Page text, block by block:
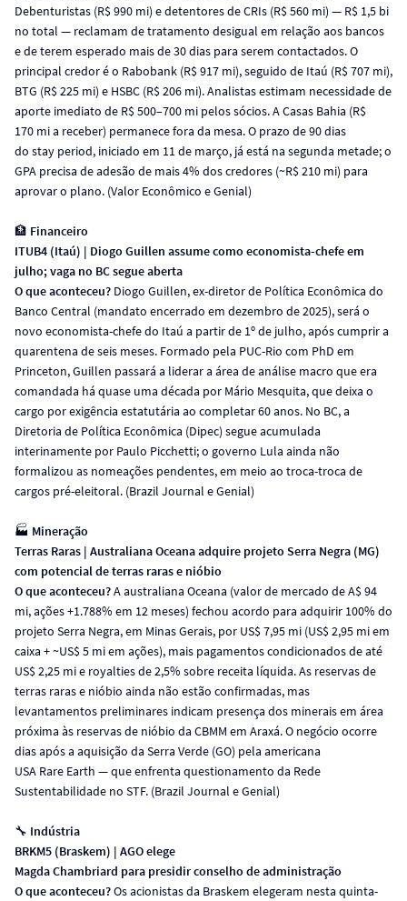
Debenturistas (R$ 990 mi) e detentores de CRIs (R$ 560 mi) — R$ 1,5 bi
no total — reclamam de tratamento desigual em relação aos bancos
e de terem esperado mais de 30 dias para serem contactados. O
principal credor é o Rabobank (R$ 917 mi), seguido de Itaú (R$ 707 mi),
BTG (R$ 225 mi) e HSBC (R$ 206 mi). Analistas estimam necessidade de
aporte imediato de R$ 500–700 mi pelos sócios. A Casas Bahia (R$
170 mi a receber) permanece fora da mesa. O prazo de 90 dias
do stay period, iniciado em 11 de março, já está na segunda metade; o
GPA precisa de adesão de mais 4% dos credores (~R$ 210 mi) para
aprovar o plano. (Valor Econômico e Genial)
🏦 Financeiro
ITUB4 (Itaú) | Diogo Guillen assume como economista-chefe em
julho; vaga no BC segue aberta
O que aconteceu? Diogo Guillen, ex-diretor de Política Econômica do
Banco Central (mandato encerrado em dezembro de 2025), será o
novo economista-chefe do Itaú a partir de 1º de julho, após cumprir a
quarentena de seis meses. Formado pela PUC-Rio com PhD em
Princeton, Guillen passará a liderar a área de análise macro que era
comandada há quase uma década por Mário Mesquita, que deixa o
cargo por exigência estatutária ao completar 60 anos. No BC, a
Diretoria de Política Econômica (Dipec) segue acumulada
interinamente por Paulo Picchetti; o governo Lula ainda não
formalizou as nomeações pendentes, em meio ao troca-troca de
cargos pré-eleitoral. (Brazil Journal e Genial)
🏭 Mineração
Terras Raras | Australiana Oceana adquire projeto Serra Negra (MG)
com potencial de terras raras e nióbio
O que aconteceu?A australiana Oceana (valor de mercado de A$ 94
mi, ações +1.788% em 12 meses) fechou acordo para adquirir 100% do
projeto Serra Negra, em Minas Gerais, por US$ 7,95 mi (US$ 2,95 mi em
caixa + ~US$ 5 mi em ações), mais pagamentos condicionados de até
US$ 2,25 mi e royalties de 2,5% sobre receita líquida. As reservas de
terras raras e nióbio ainda não estão confirmadas, mas
levantamentos preliminares indicam presença dos minerais em área
próxima às reservas de nióbio da CBMM em Araxá. O negócio ocorre
dias após a aquisição da Serra Verde (GO) pela americana
USA Rare Earth — que enfrenta questionamento da Rede
Sustentabilidade no STF. (Brazil Journal e Genial)
🔧 Indústria
BRKM5 (Braskem) | AGO elege
Magda Chambriard para presidir conselho de administração
O que aconteceu?Os acionistas da Braskem elegeram nesta quinta-